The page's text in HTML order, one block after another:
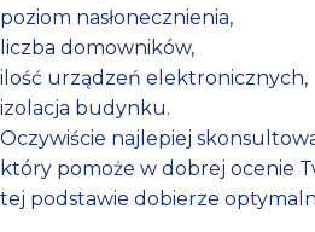
poziom nasłonecznienia,
liczba domowników,
ilość urządzeń elektronicznych,
izolacja budynku.
Oczywiście najlepiej
który pomoże w dobrej ocenie
tej podstawie dobierze